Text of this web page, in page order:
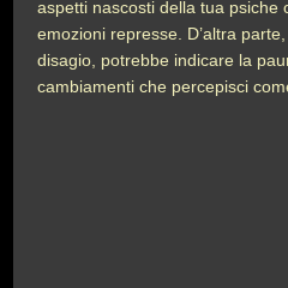
aspetti nascosti della tua psiche
emozioni represse. D’altra
disagio, potrebbe indicare la
cambiamenti che percepisci